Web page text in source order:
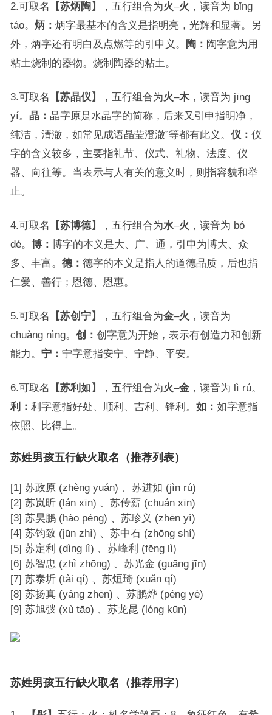
2.可取名 【苏炳陶】 ，五行组合为火–火 ，读音为 bǐng
táo。 炳： 炳字最基本的含义是指明亮，光辉和显著。另
外，炳字还有明白及点燃等的引申义。
陶： 陶字意为用
粘土烧制的器物。烧制陶器的粘土。
3.可取名 【苏晶仪】 ，五行组合为火–木，读音为 jīng
yí。 晶： 晶字原是水晶字的简称，后来又引申指明净，
纯洁，清澈，如常见成语晶莹澄澈”等都有此义。 仪： 仪
字的含义较多，主要指礼节、仪式、礼物、法度、仪
器、向往等。当表示与人有关的意义时，则指容貌和举
止。
4.可取名 【苏博德】 ，五行组合为水–火 ，读音为 bó
dé。 博： 博字的本义是大、广、通，引申为博大、众
多、丰富。 德： 德字的本义是指人的道德品质，后也指
仁爱、善行；恩德、恩惠。
5.可取名 【苏创宁】 ，五行组合为金–火 ，读音为
chuàng nìng。 创： 创字意为开始，表示有创造力和创新
能力。 宁： 宁字意指安宁、宁静、平安。
6.可取名 【苏利如】 ，五行组合为火–金，读音为 lì rú。
利： 利字意指好处、顺利、吉利、锋利。 如： 如字意指
依照、比得上。
苏姓男孩五行缺火取名（推荐列表）
[1] 苏政原 (zhèng yuán) 、苏进如 (jìn rú)
[2] 苏岚昕 (lán xīn) 、苏传薪 (chuán xīn)
[3] 苏昊鹏 (hào péng) 、苏珍义 (zhēn yì)
[4] 苏钧致 (jūn zhì) 、苏中石 (zhōng shí)
[5] 苏定利 (dìng lì) 、苏峰利 (fēng lì)
[6] 苏智忠 (zhì zhōng) 、苏光金 (guāng jīn)
[7] 苏泰圻 (tài qí) 、苏烜琦 (xuǎn qí)
[8] 苏扬真 (yáng zhēn) 、苏鹏烨 (péng yè)
[9] 苏旭弢 (xù tāo) 、苏龙昆 (lóng kūn)
苏姓男孩五行缺火取名（推荐用字）